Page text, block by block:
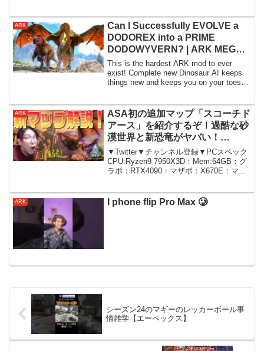
Scorch...
ARK
Can I Successfully EVOLVE a
DODOREX into a PRIME
DODOWYVERN? | ARK MEGA
MODDED Survival #24
This is the hardest ARK mod to ever
exist! Complete new Dinosaur AI keeps
things new and keeps you on your toes.
ARK
ASA初の追加マップ「スコーチド
アース」を紹介するぞ！過酷な砂
漠世界と新恐竜がヤバい！
【ARK 実況 KTRGaming ARK:
Survival Ascended】
▼Twitter▼チャンネル登録▼PCスペック
CPU:Ryzen9 7950X3D：Mem:64GB：グ
ラボ：RTX4090：マザボ：X670E：マウ
ARK I phone flip Pro Max 🥲
シーズン24のマギーのレッカーボール事
情雑学【エーペックス】